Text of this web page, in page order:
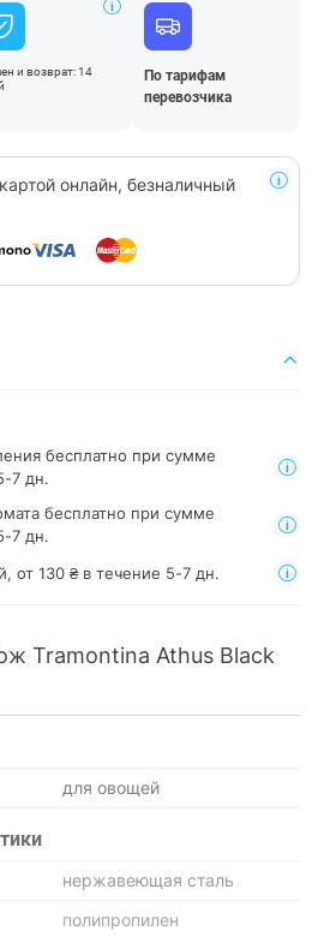
и возврат: 14
По тарифам
перевозчика
онлайн, безналичный
бесплатно при сумме
7 дн.
бесплатно при сумме
7 дн.
от 130 ₴ в течение 5-7 дн.
Tramontina Athus Black
для овощей
нержавеющая сталь
полипропилен